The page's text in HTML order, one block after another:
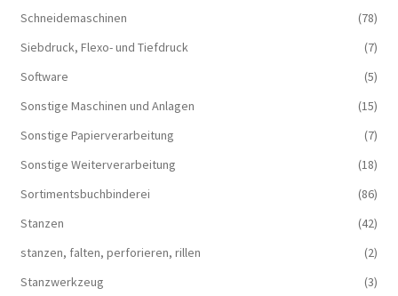
Schneidemaschinen
(78)
Siebdruck, Flexo- und Tiefdruck
(7)
Software
(5)
Sonstige Maschinen und Anlagen
(15)
Sonstige Papierverarbeitung
(7)
Sonstige Weiterverarbeitung
(18)
Sortimentsbuchbinderei
(86)
Stanzen
(42)
stanzen, falten, perforieren, rillen
(2)
Stanzwerkzeug
(3)